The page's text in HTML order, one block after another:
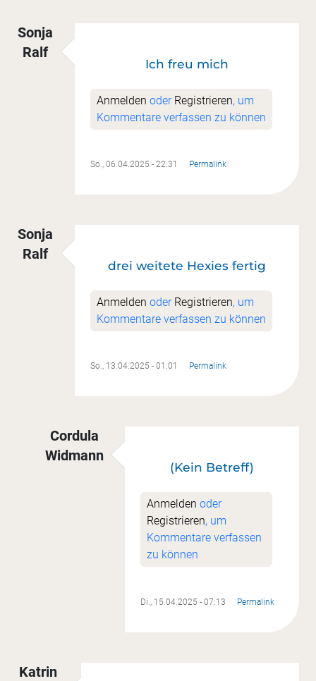
Sonja
Ralf
Ich freu mich
Anmelden oder Registrieren, um
Kommentare verfassen zu können
So., 06.04.2025 - 22:31 Permalink
Sonja
Ralf
drei weitete Hexies fertig
Anmelden oder Registrieren, um
Kommentare verfassen zu können
So., 13.04.2025 - 01:01 Permalink
Cordula
Widmann
drei weitete Hexies fertig
(Kein Betreff)
Anmelden oder
Registrieren, um
Kommentare verfassen
zu können
Di., 15.04.2025 - 07:13 Permalink
Katrin